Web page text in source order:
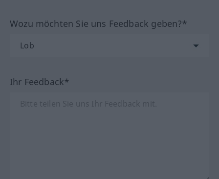
Wozu möchten Sie uns Feedback geben?*
Ihr Feedback*